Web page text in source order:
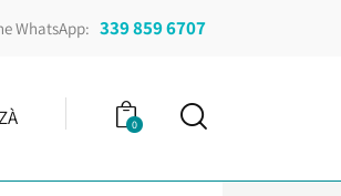
WhatsApp: 339 859 6707
0